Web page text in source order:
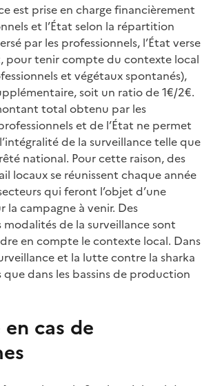
est prise en charge financièrement
et l’État selon la répartition
par les professionnels, l’État verse
pour tenir compte du contexte local
et végétaux spontanés),
soit un ratio de 1€/2€.
total obtenu par les
et de l’État ne permet
de la surveillance telle que
national. Pour cette raison, des
locaux se réunissent chaque année
qui feront l’objet d’une
la campagne à venir. Des
de la surveillance sont
en compte le contexte local. Dans
et la lutte contre la sharka
que dans les bassins de production
cas de